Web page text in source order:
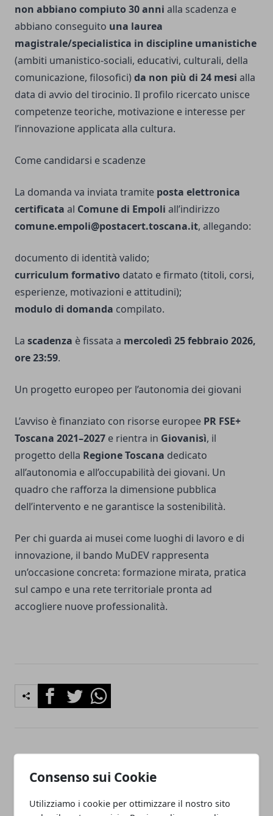
Consenso sui Cookie
Utilizziamo i cookie per ottimizzare il nostro sito
non abbiano compiuto 30 anni alla scadenza e
abbiano conseguito una laurea
magistrale/specialistica in discipline umanistiche
(ambiti umanistico-sociali, educativi, culturali, della
comunicazione, filosofici) da non più di 24 mesi alla
data di avvio del tirocinio. Il profilo ricercato unisce
competenze teoriche, motivazione e interesse per
l’innovazione applicata alla cultura.
Come candidarsi e scadenze
La domanda va inviata tramite posta elettronica
certificata al Comune di Empoli all’indirizzo
comune.empoli@postacert.toscana.it, allegando:
documento di identità valido;
curriculum formativo datato e firmato (titoli, corsi,
esperienze, motivazioni e attitudini);
modulo di domanda compilato.
La scadenza è fissata a mercoledì 25 febbraio 2026,
ore 23:59.
Un progetto europeo per l’autonomia dei giovani
L’avviso è finanziato con risorse europee PR FSE+
Toscana 2021–2027 e rientra in Giovanisì, il
progetto della Regione Toscana dedicato
all’autonomia e all’occupabilità dei giovani. Un
quadro che rafforza la dimensione pubblica
dell’intervento e ne garantisce la sostenibilità.
Per chi guarda ai musei come luoghi di lavoro e di
innovazione, il bando MuDEV rappresenta
un’occasione concreta: formazione mirata, pratica
sul campo e una rete territoriale pronta ad
accogliere nuove professionalità.
FacebookTwitterWhatsapp
Articolo Precedente
Patenti facili nel mirino: la
Polizia Stradale smaschera
gli esami truccati a Firenze
Articolo Successivo
rigenerazione urbana e
saper fare